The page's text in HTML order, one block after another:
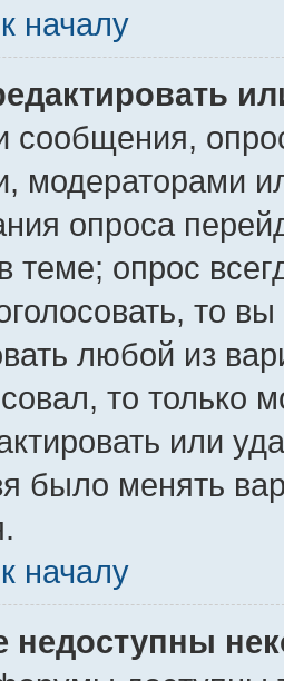
началу
сообщения,
модераторами
опроса
теме; опрос
то
любой из
то только
или
было менять
началу
недоступны